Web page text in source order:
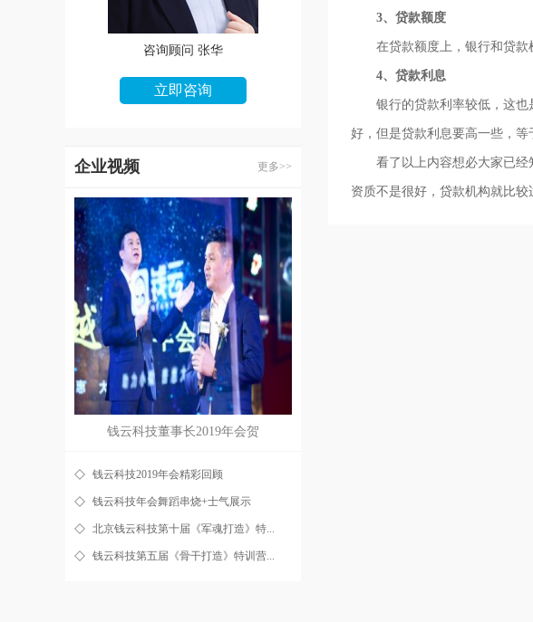
咨询顾问 王娜
立即咨询
企业视频 更多>>
钱云科技董事长2019年会贺
钱云科技2019年会精彩回顾
钱云科技年会舞蹈串烧+士气展示
北京钱云科技第十届《军魂打造》特...
钱云科技第五届《骨干打造》特训营...
3、贷款额度
在贷款额度上，银行和贷款机
4、贷款利息
银行的贷款利率较低，这也是
好，但是贷款利息要高一些，等
看了以上内容想必大家已经知
资质不是很好，贷款机构就比